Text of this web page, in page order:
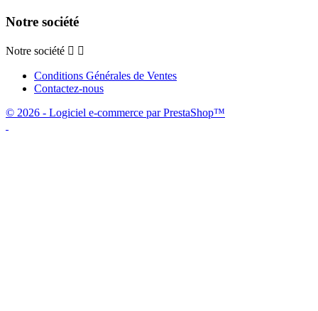
Notre société
Notre société  
Conditions Générales de Ventes
Contactez-nous
© 2026 - Logiciel e-commerce par PrestaShop™